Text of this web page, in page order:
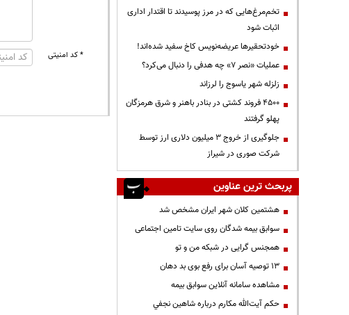
* کد امنیتی
تخم‌مرغ‌هایی که در مرز پوسیدند تا اقتدار اداری
اثبات شود
خودتحقیرها عریضه‌نویس کاخ سفید شده‌اند!
عملیات «نصر ۷» چه هدفی را دنبال می‌کرد؟
زلزله شهر یاسوج را لرزاند
۴۵۰۰ فروند کشتی در بنادر باهنر و شرق هرمزگان
پهلو گرفتند
جلوگیری از خروج ۳ میلیون دلاری ارز توسط
شرکت صوری در شیراز
پربحث ترین عناوین
هشتمین کلان شهر ایران مشخص شد
سوابق بیمه شدگان روی سایت تامین اجتماعی
همجنس گرایی در شبکه من و تو
13 توصیه آسان برای رفع بوی بد دهان
مشاهده سامانه آنلاين سوابق بیمه
حكم آيت‌الله مكارم درباره شاهين نجفي